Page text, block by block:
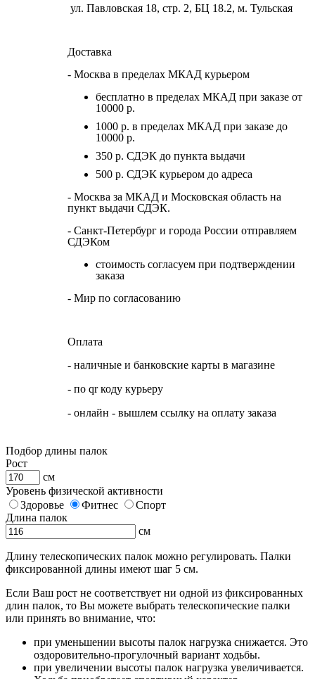
ул. Павловская 18, стр. 2, БЦ 18.2, м. Тульская
Доставка
- Москва в пределах МКАД курьером
бесплатно в пределах МКАД при заказе от
10000 р.
1000 р. в пределах МКАД при заказе до
10000 р.
350 р. СДЭК до пункта выдачи
500 р. СДЭК курьером до адреса
- Москва за МКАД и Московская область на
пункт выдачи СДЭК.
- Санкт-Петербург и города России отправляем
СДЭКом
стоимость согласуем при подтверждении
заказа
- Мир по согласованию
Оплата
- наличные и банковские карты в магазине
- по qr коду курьеру
- онлайн - вышлем ссылку на оплату заказа
Подбор длины палок
Рост
см
Уровень физической активности
Здоровье
Фитнес
Спорт
Длина палок
см
Длину телескопических палок можно регулировать. Палки
фиксированной длины имеют шаг 5 см.
Если Ваш рост не соответствует ни одной из фиксированных
длин палок, то Вы можете выбрать телескопические палки
или принять во внимание, что:
при уменьшении высоты палок нагрузка снижается. Это
оздоровительно-прогулочный вариант ходьбы.
при увеличении высоты палок нагрузка увеличивается.